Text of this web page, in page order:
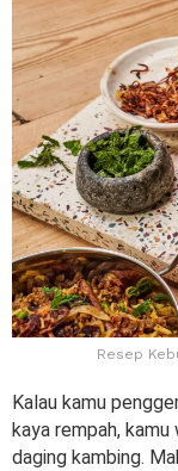
Resep
Kalau kamu
kaya rempah,
daging kambing.